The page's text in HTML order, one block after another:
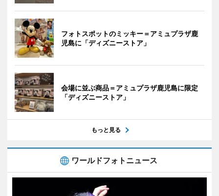
フォトスポットのミッキー＝アミュプラザ鹿
児島に「ディズニーストア」
会場に並ぶ商品＝アミュプラザ鹿児島に限定
「ディズニーストア」
もっと見る
ワールドフォトニュース